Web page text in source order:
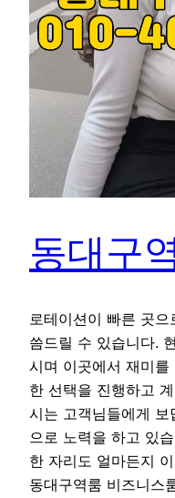
동대구
로테이션이 빠른 곳
씀드릴 수 있습니다.
시며 이곳에서 재미
한 선택을 진행하고
시는 고객님들에게
으로 노력을 하고 있
한 자리도 얼마든지
동대구역룸 비즈니스